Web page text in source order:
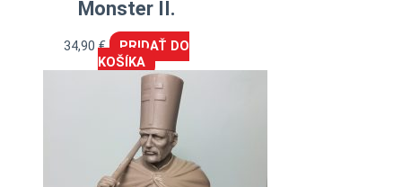
Monster II.
34,90€
PRIDAŤ DO
KOŠÍKA